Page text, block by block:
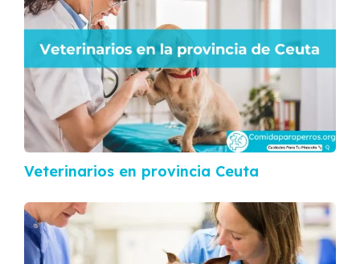
Veterinarios en provincia Ceuta